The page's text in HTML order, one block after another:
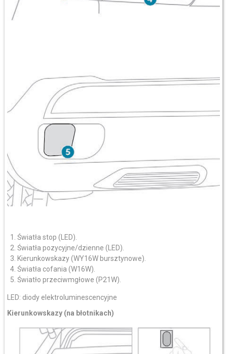
Światła stop (LED).
Światła pozycyjne/dzienne (LED).
Kierunkowskazy (WY16W bursztynowe).
Światła cofania (W16W).
Światło przeciwmgłowe (P21W).
LED: diody elektroluminescencyjne
Kierunkowskazy (na błotnikach)